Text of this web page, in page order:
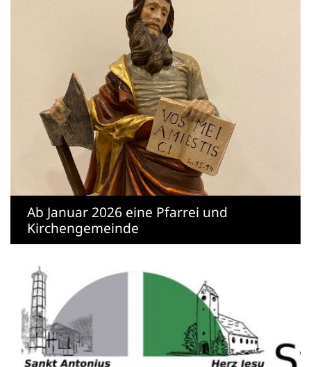
Ab Januar 2026 eine Pfarrei und
Kirchengemeinde